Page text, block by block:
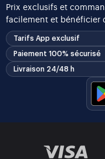
Prix exclusifs et
facilement et bénéficier
Tarifs App exclusif
Paiement 100% sécurisé
Livraison 24/48 h